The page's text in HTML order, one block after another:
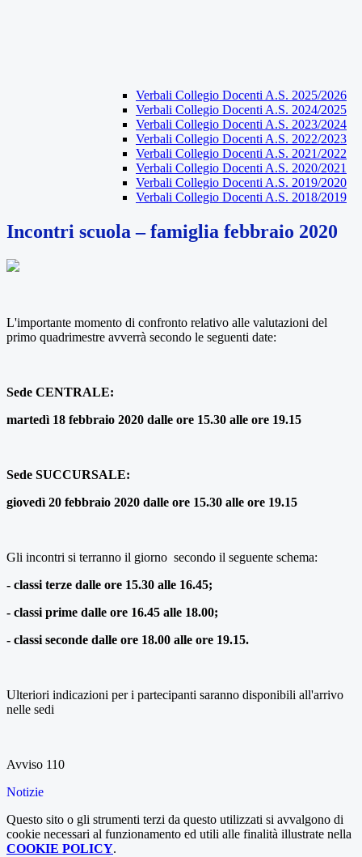
Verbali Collegio Docenti A.S. 2025/2026
Verbali Collegio Docenti A.S. 2024/2025
Verbali Collegio Docenti A.S. 2023/2024
Verbali Collegio Docenti A.S. 2022/2023
Verbali Collegio Docenti A.S. 2021/2022
Verbali Collegio Docenti A.S. 2020/2021
Verbali Collegio Docenti A.S. 2019/2020
Verbali Collegio Docenti A.S. 2018/2019
Incontri scuola – famiglia febbraio 2020
L'importante momento di confronto relativo alle valutazioni del
primo quadrimestre avverrà secondo le seguenti date:
Sede CENTRALE:
martedì 18 febbraio 2020 dalle ore 15.30 alle ore 19.15
Sede SUCCURSALE:
giovedì 20 febbraio 2020 dalle ore 15.30 alle ore 19.15
Gli incontri si terranno il giorno secondo il seguente schema:
- classi terze dalle ore 15.30 alle 16.45;
- classi prime dalle ore 16.45 alle 18.00;
- classi seconde dalle ore 18.00 alle ore 19.15.
Ulteriori indicazioni per i partecipanti saranno disponibili all'arrivo
nelle sedi
Avviso 110
Notizie
Questo sito o gli strumenti terzi da questo utilizzati si avvalgono di
cookie necessari al funzionamento ed utili alle finalità illustrate nella
COOKIE POLICY.